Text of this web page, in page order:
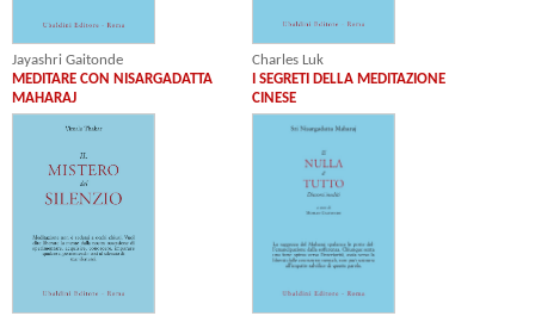
Jayashri Gaitonde
MEDITARE CON NISARGADATTA
MAHARAJ
Charles Luk
I SEGRETI DELLA MEDITAZIONE
CINESE